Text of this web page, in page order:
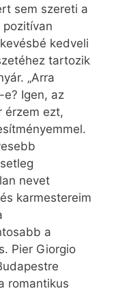
sem szereti a
kedveli
tartozik
„Arra
Igen, az
érzem ezt,
nevet
karmestereim
a
Pier Giorgio
romantikus